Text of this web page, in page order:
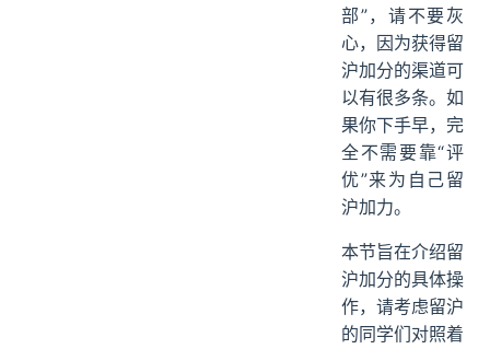
部”，请不要灰
心，因为获得留
沪加分的渠道可
以有很多条。如
果你下手早，完
全不需要靠“评
优”来为自己留
沪加力。
本节旨在介绍留
沪加分的具体操
作，请考虑留沪
的同学们对照着